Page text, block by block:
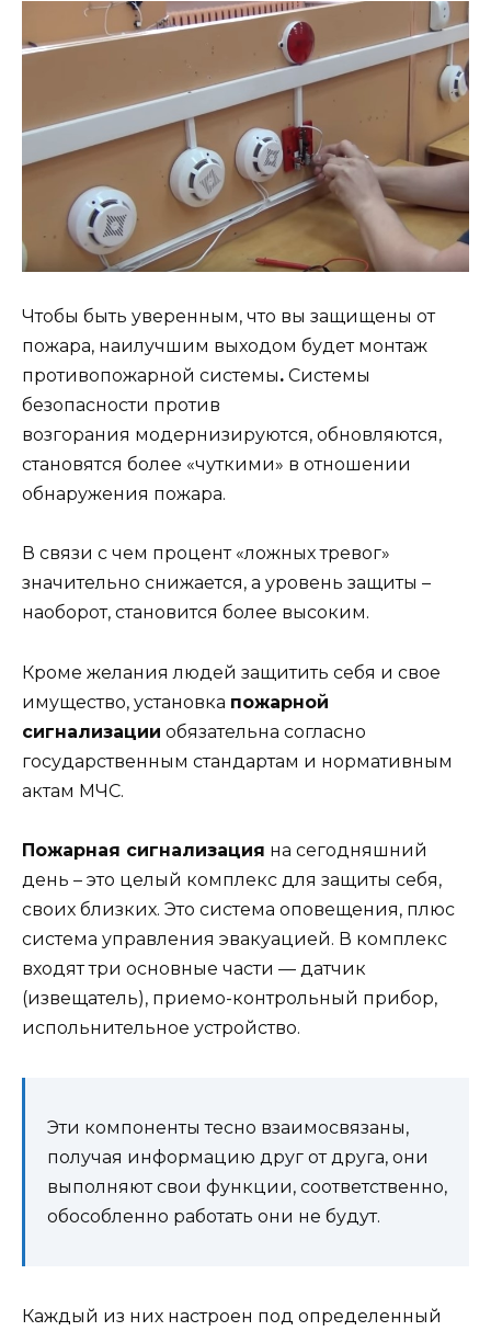
Чтобы быть уверенным, что вы защищены от
пожара, наилучшим выходом будет монтаж
противопожарной системы. Системы
безопасности против
возгорания модернизируются, обновляются,
становятся более «чуткими» в отношении
обнаружения пожара.
В связи с чем процент «ложных тревог»
значительно снижается, а уровень защиты –
наоборот, становится более высоким.
Кроме желания людей защитить себя и свое
имущество, установка пожарной
сигнализации обязательна согласно
государственным стандартам и нормативным
актам МЧС.
Пожарная сигнализация на сегодняшний
день – это целый комплекс для защиты себя,
своих близких. Это система оповещения, плюс
система управления эвакуацией. В комплекс
входят три основные части — датчик
(извещатель), приемо-контрольный прибор,
испольнительное устройство.
Эти компоненты тесно взаимосвязаны,
получая информацию друг от друга, они
выполняют свои функции, соответственно,
обособленно работать они не будут.
Каждый из них настроен под определенный